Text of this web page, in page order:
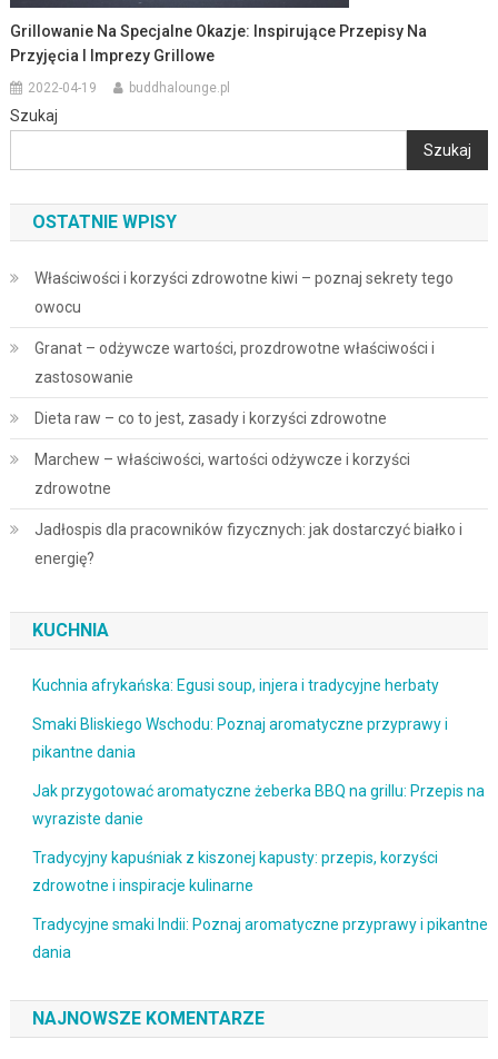
Grillowanie Na Specjalne Okazje: Inspirujące Przepisy Na
Przyjęcia I Imprezy Grillowe
2022-04-19 buddhalounge.pl
Szukaj
Szukaj
OSTATNIE WPISY
Właściwości i korzyści zdrowotne kiwi – poznaj sekrety tego
owocu
Granat – odżywcze wartości, prozdrowotne właściwości i
zastosowanie
Dieta raw – co to jest, zasady i korzyści zdrowotne
Marchew – właściwości, wartości odżywcze i korzyści
zdrowotne
Jadłospis dla pracowników fizycznych: jak dostarczyć białko i
energię?
KUCHNIA
Kuchnia afrykańska: Egusi soup, injera i tradycyjne herbaty
Smaki Bliskiego Wschodu: Poznaj aromatyczne przyprawy i
pikantne dania
Jak przygotować aromatyczne żeberka BBQ na grillu: Przepis na
wyraziste danie
Tradycyjny kapuśniak z kiszonej kapusty: przepis, korzyści
zdrowotne i inspiracje kulinarne
Tradycyjne smaki Indii: Poznaj aromatyczne przyprawy i pikantne
dania
NAJNOWSZE KOMENTARZE